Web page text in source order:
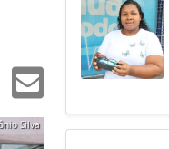
Silva